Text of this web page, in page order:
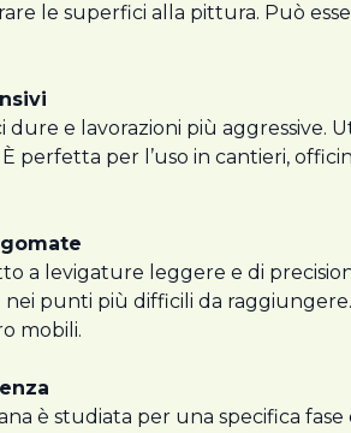
le superfici alla pittura. Può
e lavorazioni più aggressive.
perfetta per l’uso in cantieri,
a levigature leggere e di
punti più difficili da raggiungere.
mobili.
è studiata per una specifica